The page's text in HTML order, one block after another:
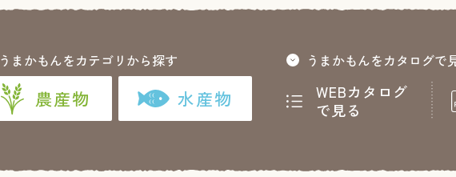
うまかもんをカテゴリから探す
農産物 水産物
うまかもんをカタログで
WEBカタログ
で見る